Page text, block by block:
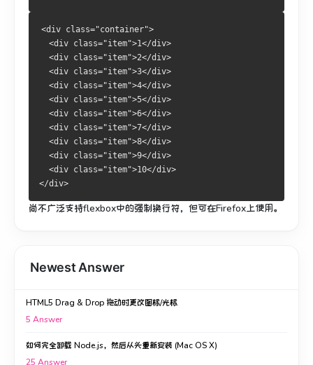
<div class="container">
  <div class="item">1</div>
  <div class="item">2</div>
  <div class="item">3</div>
  <div class="item">4</div>
  <div class="item">5</div>
  <div class="item">6</div>
  <div class="item">7</div>
  <div class="item">8</div>
  <div class="item">9</div>
  <div class="item">10</div>
</div>
尚不广泛支持flexbox中的强制换行符，但可在Firefox上使用。
Newest Answer
HTML5 Drag & Drop 拖动时更改图标/光标
5 Answer
如何完全卸载 Node.js，然后从头重新安装 (Mac OS X)
25 Answer